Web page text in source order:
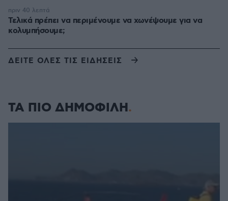
Τελικά πρέπει να περιμένουμε να χωνέψουμε για να
κολυμπήσουμε;
πριν 40 λεπτά
ΔΕΙΤΕ ΟΛΕΣ ΤΙΣ ΕΙΔΗΣΕΙΣ
ΤΑ ΠΙΟ ΔΗΜΟΦΙΛΗ